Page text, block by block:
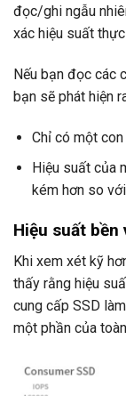
đọc/ghi ngẫu
xác hiệu suất
Nếu bạn đọc các
bạn sẽ phát hiện
Chỉ có một
Hiệu suất của
kém hơn so
Hiệu suất bền
Khi xem xét kỹ
thấy rằng hiệu
cung cấp SSD
một phần của